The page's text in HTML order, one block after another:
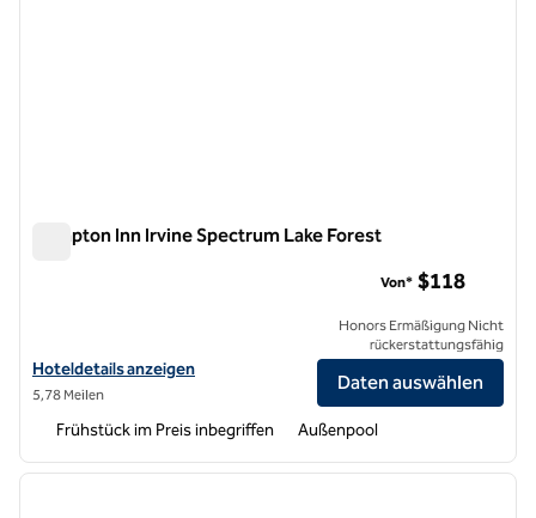
Hampton Inn Irvine Spectrum Lake Forest
Hoteldetails für Hampton Inn Irvine Spectrum Lake Forest anzeigen
Hoteldetails anzeigen
5,78 Meilen
Von* $118
Honors Ermäßigung Nicht
rückerstattungsfähig
Daten auswählen
Frühstück im Preis inbegriffen Außenpool
1 von 12